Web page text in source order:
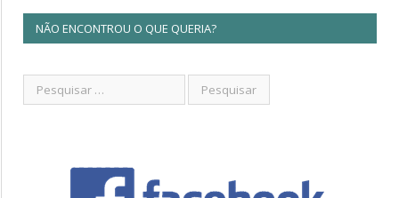
NÃO ENCONTROU O QUE QUERIA?